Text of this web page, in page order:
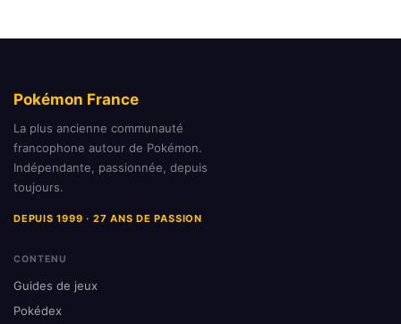
Pokémon France
La plus ancienne communauté
francophone autour de Pokémon.
Indépendante, passionnée, depuis
toujours.
DEPUIS 1999 · 27 ANS DE PASSION
CONTENU
Guides de jeux
Pokédex